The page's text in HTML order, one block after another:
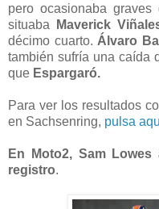
pero ocasionaba
situaba
Maverick
décimo cuarto. Álvaro
también sufría una caída
que Espargaró.
Para ver los resultados
en Sachsenring, pulsa
En Moto2, Sam
registro.